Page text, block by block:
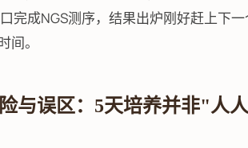
完成NGS测序，结果出炉刚好赶上下
间。
与误区：5天培养并非"人